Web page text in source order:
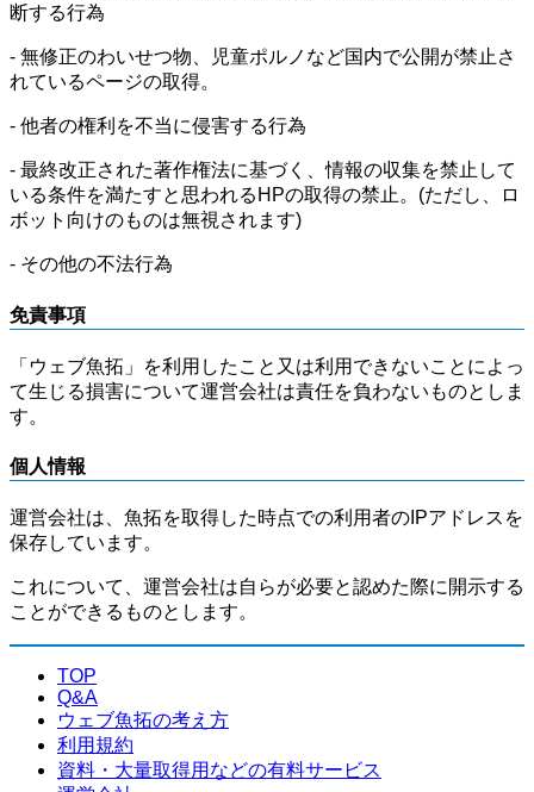
断する行為
- 無修正のわいせつ物、児童ポルノなど国内で公開が禁止さ
れているページの取得。
- 他者の権利を不当に侵害する行為
- 最終改正された著作権法に基づく、情報の収集を禁止して
いる条件を満たすと思われるHPの取得の禁止。(ただし、ロ
ボット向けのものは無視されます)
- その他の不法行為
免責事項
「ウェブ魚拓」を利用したこと又は利用できないことによっ
て生じる損害について運営会社は責任を負わないものとしま
す。
個人情報
運営会社は、魚拓を取得した時点での利用者のIPアドレスを
保存しています。
これについて、運営会社は自らが必要と認めた際に開示する
ことができるものとします。
TOP
Q&A
ウェブ魚拓の考え方
利用規約
資料・大量取得用などの有料サービス